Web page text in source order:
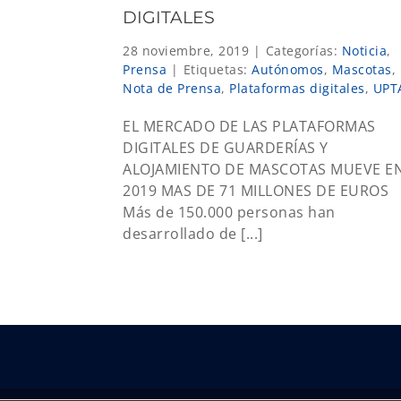
DIGITALES
28 noviembre, 2019 | Categorías: Noticia,
Prensa | Etiquetas: Autónomos, Mascotas,
Nota de Prensa, Plataformas digitales,
EL MERCADO DE LAS PLATAFORMAS
DIGITALES DE GUARDERÍAS Y
ALOJAMIENTO DE MASCOTAS MUEVE
2019 MAS DE 71 MILLONES DE EUROS
Más de 150.000 personas han
desarrollado de [...]